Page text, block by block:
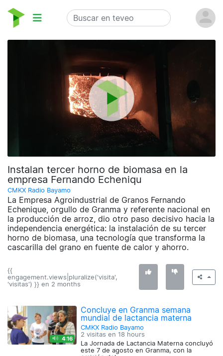
Instalan tercer horno de biomasa en la
empresa Fernando Echeniqu
CMKX Radio Bayamo
La Empresa Agroindustrial de Granos Fernando
Echenique, orgullo de Granma y referente nacional en
la producción de arroz, dio otro paso decisivo hacia la
independencia energética: la instalación de su tercer
horno de biomasa, una tecnología que transforma la
cascarilla del grano en fuente de calor y ahorro.
{{
engagement.views|pluralize('visita',
'visitas') }} en 2 months
4:16
Concluye en Granma semana
mundial de lactancia materna
CMKX Radio Bayamo
2 visitas en 18 hours
La Jornada de Lactancia Materna concluyó
este 7 de agosto en Granma, con la